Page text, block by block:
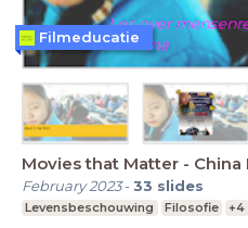
Movies that Matter -
February 2023-33 slides
Levensbeschouwing Filosofie +4
Filmeducatie